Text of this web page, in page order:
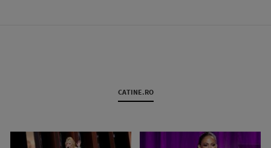
CATINE.RO